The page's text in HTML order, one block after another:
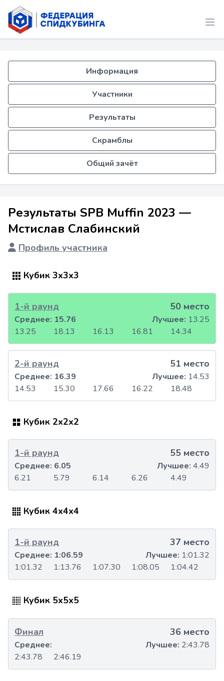
Информация
Участники
Результаты
Скрамблы
Общий зачёт
Результаты SPB Muffin 2023 —
Мстислав Слабинский
Профиль участника
Кубик 3x3x3
1-й раунд 50 место
13.25 18.13 16.13 16.81 14.34
Среднее: 15.76 Лучшее: 13.25
2-й раунд 51 место
14.53 15.30 17.66 16.22 18.48
Среднее: 16.39 Лучшее: 14.53
Кубик 2x2x2
1-й раунд 55 место
6.21 5.79 6.14 6.26 4.49
Среднее: 6.05 Лучшее: 4.49
Кубик 4x4x4
1-й раунд 37 место
1:01.32 1:13.76 1:07.30 1:08.05 1:04.42
Среднее: 1:06.59 Лучшее: 1:01.32
Кубик 5x5x5
Финал 36 место
2:43.78 2:46.19
Среднее: Лучшее: 2:43.78